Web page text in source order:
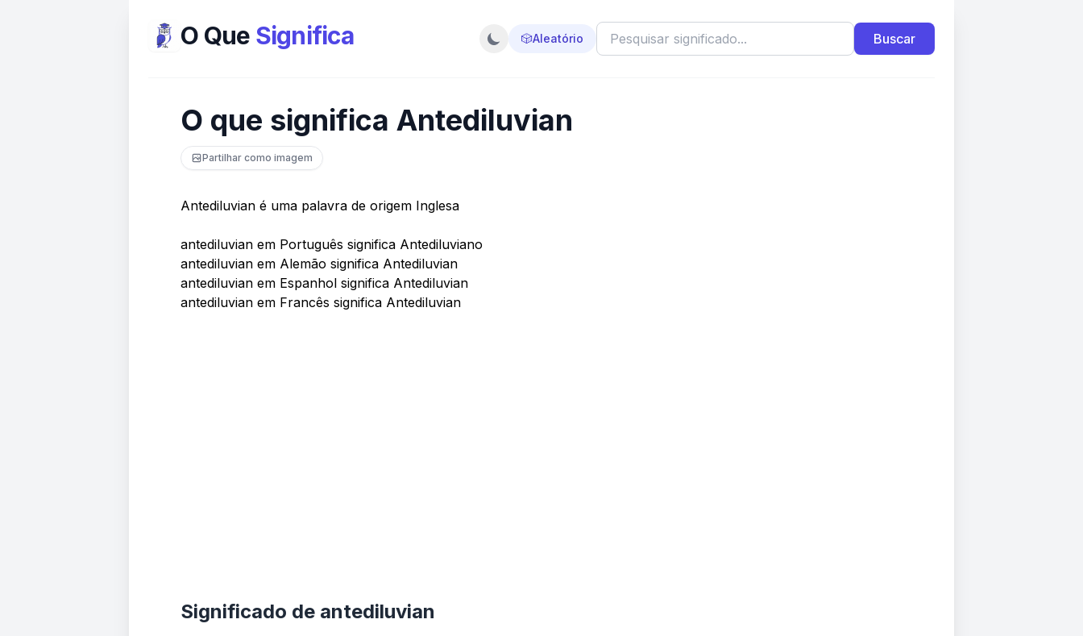
O Que Significa 🎲Aleatório Buscar
O que significa Antediluvian
Partilhar como imagem
Antediluvian é uma palavra de origem Inglesa
antediluvian em Português significa Antediluviano
antediluvian em Alemão significa Antediluvian
antediluvian em Espanhol significa Antediluvian
antediluvian em Francês significa Antediluvian
Significado de antediluvian